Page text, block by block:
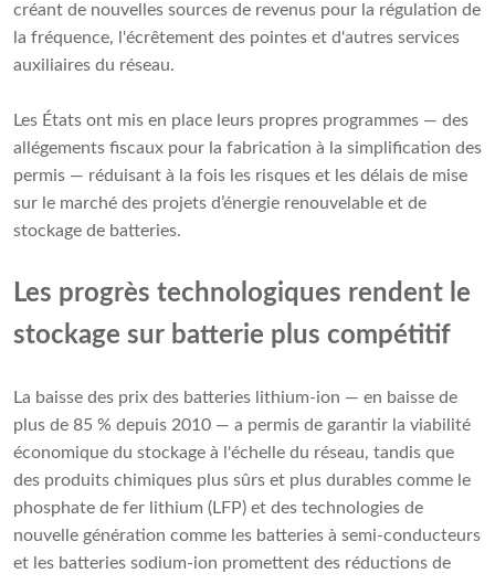
créant de nouvelles sources de revenus pour la régulation de
la fréquence, l'écrêtement des pointes et d'autres services
auxiliaires du réseau.
Les États ont mis en place leurs propres programmes — des
allégements fiscaux pour la fabrication à la simplification des
permis — réduisant à la fois les risques et les délais de mise
sur le marché des projets d’énergie renouvelable et de
stockage de batteries.
Les progrès technologiques rendent le
stockage sur batterie plus compétitif
La baisse des prix des batteries lithium-ion — en baisse de
plus de 85 % depuis 2010 — a permis de garantir la viabilité
économique du stockage à l'échelle du réseau, tandis que
des produits chimiques plus sûrs et plus durables comme le
phosphate de fer lithium (LFP) et des technologies de
nouvelle génération comme les batteries à semi-conducteurs
et les batteries sodium-ion promettent des réductions de